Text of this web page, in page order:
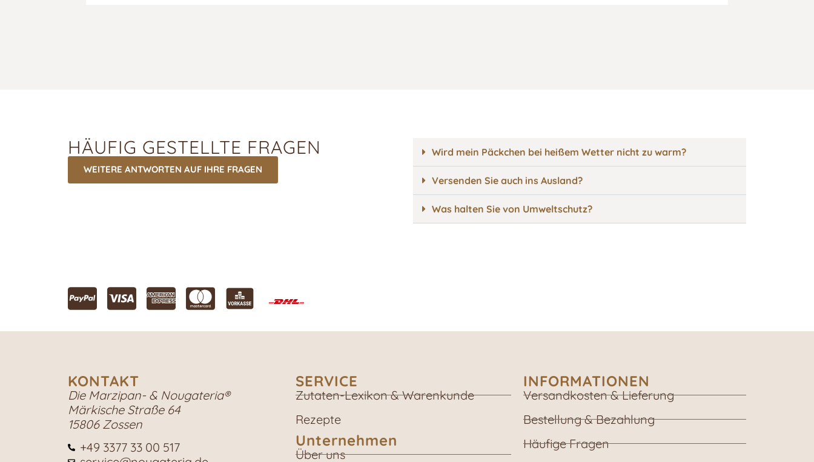
HÄUFIG GESTELLTE FRAGEN
WEITERE ANTWORTEN AUF IHRE FRAGEN
Wird mein Päckchen bei heißem Wetter nicht zu warm?
Versenden Sie auch ins Ausland?
Was halten Sie von Umweltschutz?
KONTAKT
Die Marzipan- & Nougateria®
Märkische Straße 64
15806 Zossen
+49 3377 33 00 517
SERVICE
Zutaten-Lexikon & Warenkunde
Rezepte
Unternehmen
Über uns
INFORMATIONEN
Versandkosten & Lieferung
Bestellung & Bezahlung
Häufige Fragen